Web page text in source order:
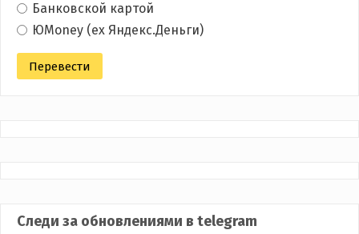
Банковской картой
ЮMoney (ex Яндекс.Деньги)
Следи за обновлениями в telegram